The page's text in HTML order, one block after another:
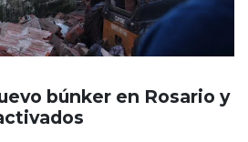
búnker en Rosario y